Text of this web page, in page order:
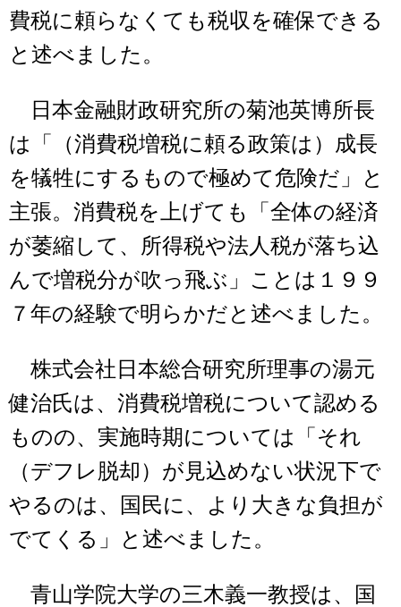
費税に頼らなくても税収を確保できる
と述べました。
日本金融財政研究所の菊池英博所長
は「（消費税増税に頼る政策は）成長
を犠牲にするもので極めて危険だ」と
主張。消費税を上げても「全体の経済
が萎縮して、所得税や法人税が落ち込
んで増税分が吹っ飛ぶ」ことは１９９
７年の経験で明らかだと述べました。
株式会社日本総合研究所理事の湯元
健治氏は、消費税増税について認める
ものの、実施時期については「それ
（デフレ脱却）が見込めない状況下で
やるのは、国民に、より大きな負担が
でてくる」と述べました。
青山学院大学の三木義一教授は、国